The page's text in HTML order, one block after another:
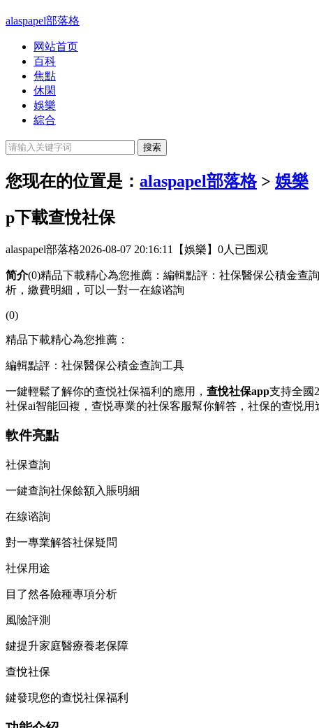
alaspapel部落格
网站首页
百科
焦點
休閑
娛樂
綜合
您现在的位置是： alaspapel部落格> 娛樂
p下載查悅社保
alaspapel部落格2026-08-07 20:16:11 【娛樂】 0人已围观
简介(0)精品下載精心為您推薦：編輯點評：社保醫保公積金查
析，繳費明細，可以一對一在線谘詢
(0)
精品下載精心為您推薦：
編輯點評：社保醫保公積金查詢工具
一鍵輕鬆了解你的查悦社保福利的應用， 查悅社保app支持全國
社保ai智能回複，查悦專業的社保客服幫你解答，社保的查悦用
軟件亮點
社保查詢
一鍵查詢社保餘額入賬明細
在線谘詢
對一專業解答社保疑問
社保用途
目了然各險種專項分析
風險評測
鍵提升家庭醫療養老保障
查悅社保
鍵發現您的查悦社保福利